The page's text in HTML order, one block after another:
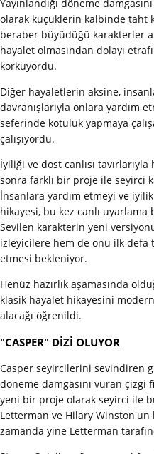
Yayınlandığı döneme
olarak küçüklerin kalbinde taht
beraber büyüdüğü karakterler
hayalet olmasından dolayı
korkuyordu.
Diğer hayaletlerin aksine,
davranışlarıyla onlara yardım
seferinde kötülük yapmaya
çalışıyordu.
İyiliği ve dost canlısı
sonra farklı bir proje ile seyirci
İnsanlara yardım etmeyi ve
hikayesi, bu kez canlı
Sevilen karakterin yeni
izleyicilere hem de onu ilk defa
etmesi bekleniyor.
Henüz hazırlık aşamasında
klasik hayalet hikayesini
alacağı öğrenildi.
"CASPER" DİZİ OLUYOR
Casper seyircilerini sevindiren
döneme damgasını vuran çizgi
yeni bir proje olarak seyirci ile
Letterman ve Hilary Winston'un
zamanda yine Letterman